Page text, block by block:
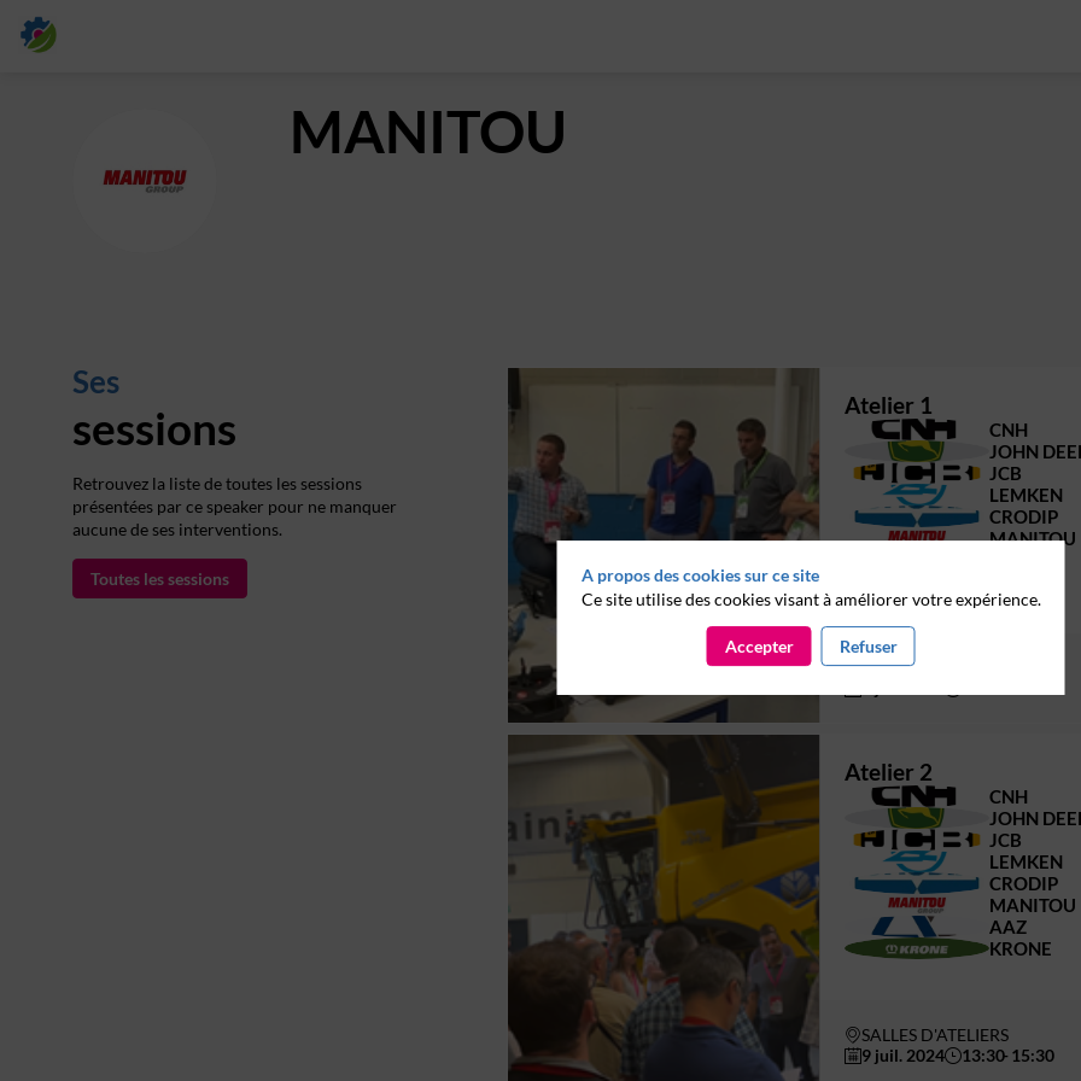
M
MANITOU
Ses
sessions
Retrouvez la liste de toutes les sessions
présentées par ce speaker pour ne manquer
aucune de ses interventions.
Toutes les sessions
SALLES D'ATELIERS
Atelier 1
C CNH
JD JOHN
J JCB
L LEMKEN
C CRODIP
M MANITOU
SALLES D'ATELIERS
9 juil. 2024
13:30 15:30
Atelier 2
C CNH
JD JOHN
J JCB
L LEMKEN
C CRODIP
M MANITOU
A AAZ
K KRONE
A propos des cookies sur ce site
Ce site utilise des cookies visant à améliorer votre expérience.
Accepter Refuser